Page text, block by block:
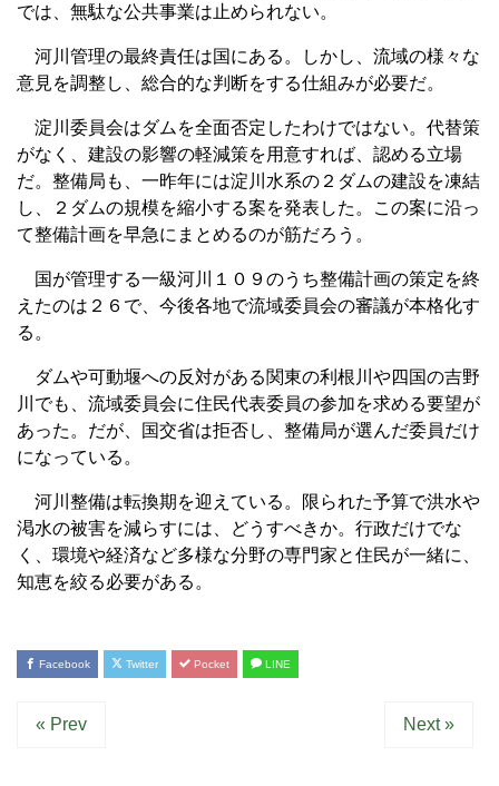
では、無駄な公共事業は止められない。
河川管理の最終責任は国にある。しかし、流域の様々な
意見を調整し、総合的な判断をする仕組みが必要だ。
淀川委員会はダムを全面否定したわけではない。代替策
がなく、建設の影響の軽減策を用意すれば、認める立場
だ。整備局も、一昨年には淀川水系の２ダムの建設を凍結
し、２ダムの規模を縮小する案を発表した。この案に沿っ
て整備計画を早急にまとめるのが筋だろう。
国が管理する一級河川１０９のうち整備計画の策定を終
えたのは２６で、今後各地で流域委員会の審議が本格化す
る。
ダムや可動堰への反対がある関東の利根川や四国の吉野
川でも、流域委員会に住民代表委員の参加を求める要望が
あった。だが、国交省は拒否し、整備局が選んだ委員だけ
になっている。
河川整備は転換期を迎えている。限られた予算で洪水や
渇水の被害を減らすには、どうすべきか。行政だけでな
く、環境や経済など多様な分野の専門家と住民が一緒に、
知恵を絞る必要がある。
Facebook Twitter Pocket LINE
« Prev Next »